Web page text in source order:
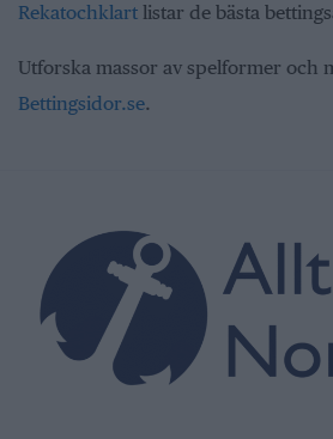
Rekatochklart listar de bästa
Utforska massor av spelformer och
Bettingsidor.se.